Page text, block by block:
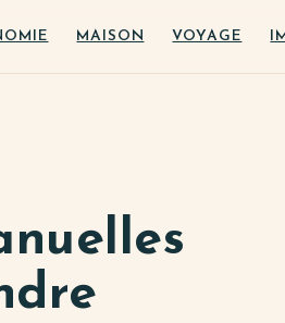
MAISON VOYAGE